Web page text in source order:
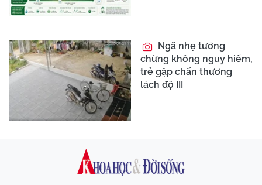
Ngã nhẹ tưởng
chừng không nguy hiểm,
trẻ gặp chấn thương
lách độ III